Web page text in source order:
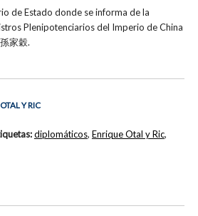
de Estado donde se informa de la
Plenipotenciarios del Imperio de China
家穀.
Y RIC
diplomáticos, Enrique Otal y Ric,